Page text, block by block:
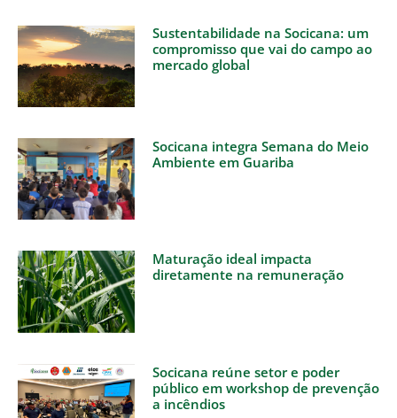
Sustentabilidade na Socicana: um
compromisso que vai do campo ao
mercado global
Socicana integra Semana do Meio
Ambiente em Guariba
Maturação ideal impacta
diretamente na remuneração
Socicana reúne setor e poder
público em workshop de prevenção
a incêndios